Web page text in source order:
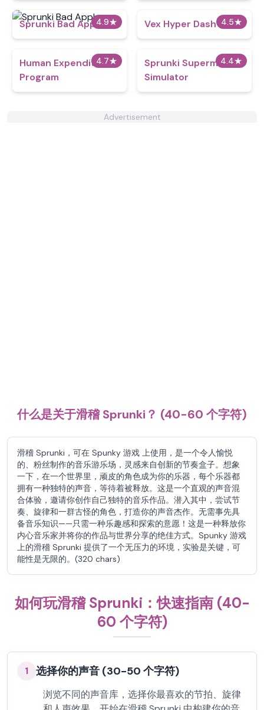
4.9★
Sprunki Bad Apple 4.5★
Vex Hyper Dash
4.7★
Human Expenditure
Program
4.4★
Sprunki Supermarket
Simulator
Advertisement
什么是关于滑稽 Sprunki？ (40-60 个字符)
滑稽 Sprunki，可在 Spunky 游戏 上使用，是一个令人愉悦
的、粉丝制作的音乐游乐场，灵感来自创新的节奏盒子。想象
一下，在一个世界里，顽皮的角色成为你的乐器，每个乐器都
拥有一种独特的声音，等待着被释放。这是一个直观的声音混
合体验，邀请你创作自己独特的音乐作品。潜入其中，尝试节
奏、旋律和一群古怪的角色，打造你的声音杰作。无需事先具
备音乐知识——只需一种乐趣感和探索的意愿！这是一种释放你
内心音乐家并将你的作品与世界分享的绝佳方式。Spunky 游戏
上的滑稽 Sprunki 提供了一个无压力的环境，实验是关键，可
能性是无限的。(320 chars)
如何玩滑稽 Sprunki：快速指南 (40-
60 个字符)
1 选择你的声音 (30-50 个字符)
浏览不同的声音库，选择你最喜欢的节拍、旋律